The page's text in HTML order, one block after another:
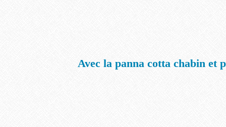
Avec la panna cotta chabin et